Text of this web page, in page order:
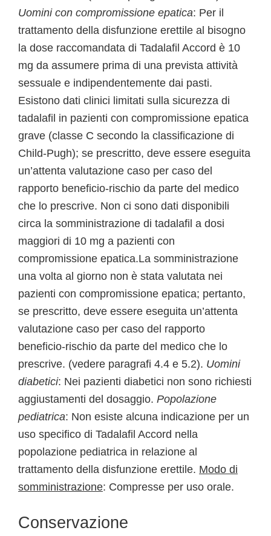
Uomini con compromissione epatica: Per il
trattamento della disfunzione erettile al bisogno
la dose raccomandata di Tadalafil Accord è 10
mg da assumere prima di una prevista attività
sessuale e indipendentemente dai pasti.
Esistono dati clinici limitati sulla sicurezza di
tadalafil in pazienti con compromissione epatica
grave (classe C secondo la classificazione di
Child-Pugh); se prescritto, deve essere eseguita
un’attenta valutazione caso per caso del
rapporto beneficio-rischio da parte del medico
che lo prescrive. Non ci sono dati disponibili
circa la somministrazione di tadalafil a dosi
maggiori di 10 mg a pazienti con
compromissione epatica.La somministrazione
una volta al giorno non è stata valutata nei
pazienti con compromissione epatica; pertanto,
se prescritto, deve essere eseguita un’attenta
valutazione caso per caso del rapporto
beneficio-rischio da parte del medico che lo
prescrive. (vedere paragrafi 4.4 e 5.2). Uomini
diabetici: Nei pazienti diabetici non sono richiesti
aggiustamenti del dosaggio. Popolazione
pediatrica: Non esiste alcuna indicazione per un
uso specifico di Tadalafil Accord nella
popolazione pediatrica in relazione al
trattamento della disfunzione erettile. Modo di
somministrazione: Compresse per uso orale.
Conservazione